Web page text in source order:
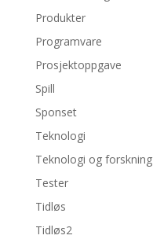
Produkter
Programvare
Prosjektoppgave
Spill
Sponset
Teknologi
Teknologi og forskning
Tester
Tidløs
Tidløs2